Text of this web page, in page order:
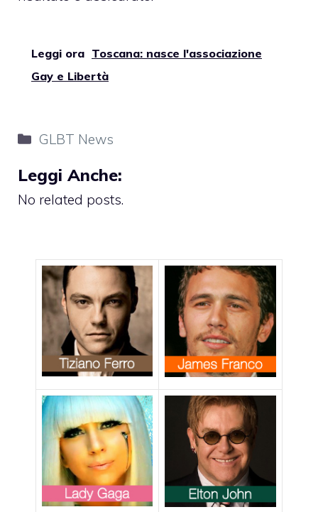
Leggi ora Toscana: nasce l'associazione
Gay e Libertà
Categorie
GLBT News
Leggi Anche:
No related posts.